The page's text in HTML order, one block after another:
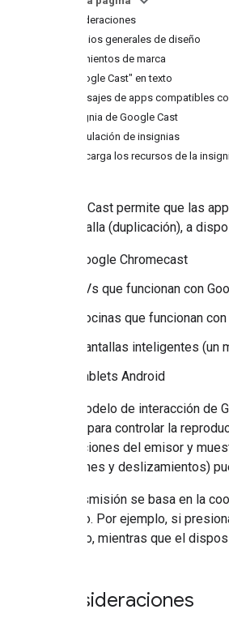
Consideraciones
Principios generales de diseño
Lineamientos de marca
"Google Cast" en texto
Mensajes de apps compatibles
Insignia de Google Cast
Vinculación de insignias
Descarga los recursos de la
Google Cast permite que las
de pantalla (duplicación), a
Google Chromecast
TVs que funcionan con
Bocinas que funcionan
Pantallas inteligentes
Tablets Android
En el modelo de interacción
remoto para controlar la
instrucciones del emisor y
(presiones y deslizamientos)
La transmisión se basa en la
conjunto. Por ejemplo, si
pausado, mientras que el
Consideraciones